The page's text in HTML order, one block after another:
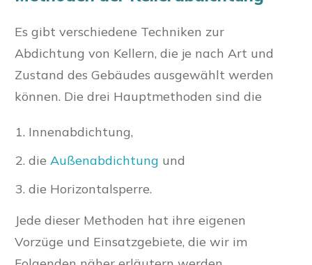
Es gibt verschiedene Techniken zur
Abdichtung von Kellern, die je nach Art und
Zustand des Gebäudes ausgewählt werden
können. Die drei Hauptmethoden sind die
Innenabdichtung,
die Außenabdichtung und
die Horizontalsperre.
Jede dieser Methoden hat ihre eigenen
Vorzüge und Einsatzgebiete, die wir im